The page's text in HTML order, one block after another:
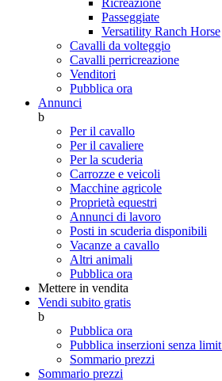
Ricreazione
Passeggiate
Versatility Ranch Horse
Cavalli da volteggio
Cavalli perricreazione
Venditori
Pubblica ora
Annunci
b
Per il cavallo
Per il cavaliere
Per la scuderia
Carrozze e veicoli
Macchine agricole
Proprietà equestri
Annunci di lavoro
Posti in scuderia disponibili
Vacanze a cavallo
Altri animali
Pubblica ora
Mettere in vendita
Vendi subito gratis
b
Pubblica ora
Pubblica inserzioni senza limit
Sommario prezzi
Sommario prezzi